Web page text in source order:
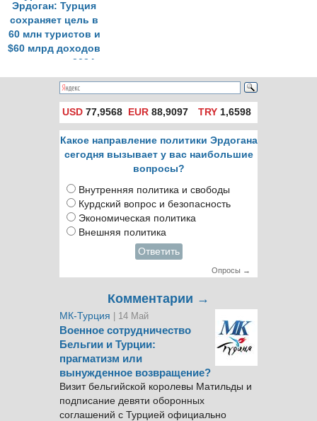
Эрдоган: Турция
сохраняет цель в
60 млн туристов и
$60 млрд доходов
от туризма в 2024 г.
USD 77,9568 EUR 88,9097 TRY1,6598
Какое направление политики Эрдогана
сегодня вызывает у вас наибольшие
вопросы?
Внутренняя политика и свободы
Курдский вопрос и безопасность
Экономическая политика
Внешняя политика
Ответить
Опросы →
Комментарии →
МК-Турция | 14 Май
Военное сотрудничество
Бельгии и Турции:
прагматизм или
вынужденное возвращение?
Визит бельгийской королевы Матильды и
подписание девяти оборонных
соглашений с Турцией официально